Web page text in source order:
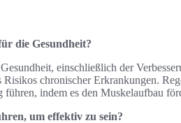
die Gesundheit?
einschließlich der
chronischer Erkrankungen.
führen, indem es den Muskelaufbau
um effektiv zu sein?